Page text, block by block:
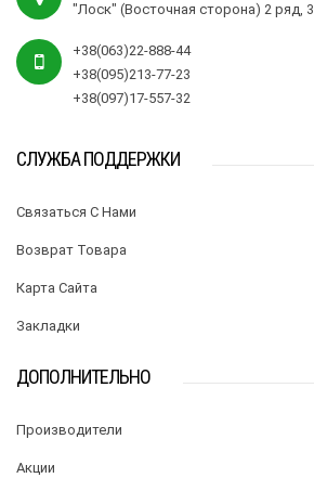
"Лоск" (Восточная сторона) 2 ряд,
+38(063)22-888-44
+38(095)213-77-23
+38(097)17-557-32
СЛУЖБА ПОДДЕРЖКИ
Связаться С Нами
Возврат Товара
Карта Сайта
Закладки
ДОПОЛНИТЕЛЬНО
Производители
Акции